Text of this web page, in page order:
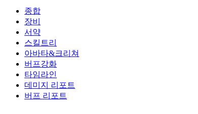
종합
장비
서약
스킬트리
아바타&크리쳐
버프강화
타임라인
데미지 리포트
버프 리포트